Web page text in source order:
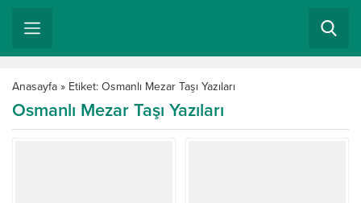
Anasayfa » Etiket: Osmanlı Mezar Taşı Yazıları
Osmanlı Mezar Taşı Yazıları